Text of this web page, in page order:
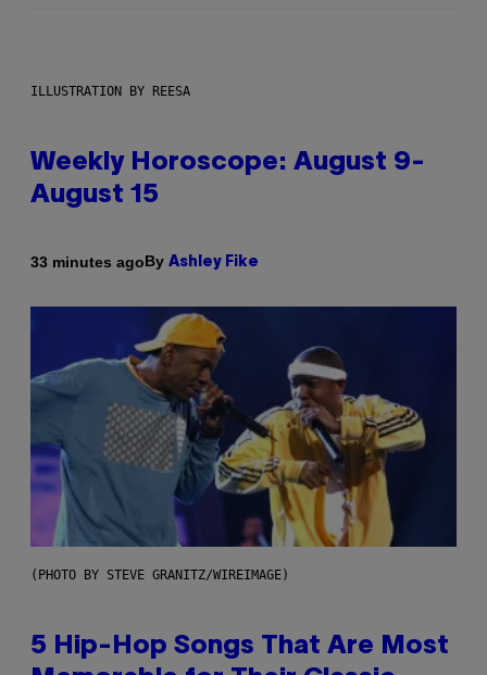
ILLUSTRATION BY REESA
Weekly Horoscope: August 9-
August 15
33 minutes agoBy Ashley Fike
(PHOTO BY STEVE GRANITZ/WIREIMAGE)
5 Hip-Hop Songs That Are Most